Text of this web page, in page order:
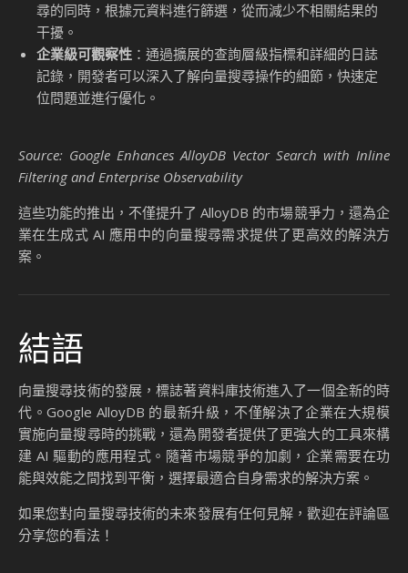
尋的同時，根據元資料進行篩選，從而減少不相關結果的
干擾。
企業級可觀察性 ：通過擴展的查詢層級指標和詳細的日誌
記錄，開發者可以深入了解向量搜尋操作的細節，快速定
位問題並進行優化。
Source: Google Enhances AlloyDB Vector Search with Inline
Filtering and Enterprise Observability
這些功能的推出，不僅提升了 AlloyDB 的市場競爭力，還為企
業在生成式 AI 應用中的向量搜尋需求提供了更高效的解決方
案。
結語
向量搜尋技術的發展，標誌著資料庫技術進入了一個全新的時
代。Google AlloyDB 的最新升級，不僅解決了企業在大規模
實施向量搜尋時的挑戰，還為開發者提供了更強大的工具來構
建 AI 驅動的應用程式。隨著市場競爭的加劇，企業需要在功
能與效能之間找到平衡，選擇最適合自身需求的解決方案。
如果您對向量搜尋技術的未來發展有任何見解，歡迎在評論區
分享您的看法！